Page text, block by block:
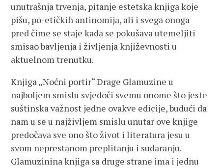
unutrašnja trvenja, pitanje estetska knjiga koje
pišu, po-etičkih antinomija, ali i svega onoga
pred čime se staje kada se pokušava utemeljiti
smisao bavljenja i življenja književnosti u
aktuelnom trenutku.
Knjiga „Noćni portir“ Drage Glamuzine u
najboljem smislu svjedoči svemu onome što jeste
suštinska važnost jedne ovakve edicije, budući da
nam u se u najživljem smislu unutar ove knjige
predočava sve ono što život i literatura jesu u
svom neprestanom preplitanju i sudaranju.
Glamuzinina knjiga sa druge strane ima i jednu